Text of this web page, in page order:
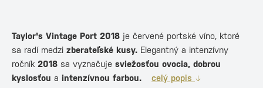
Taylor's Vintage Port 2018 je červené portské víno, ktoré
sa radí medzi zberateľské kusy. Elegantný a intenzívny
ročník 2018 sa vyznačuje sviežosťou ovocia, dobrou
kyslosťou a intenzívnou farbou. celý popis